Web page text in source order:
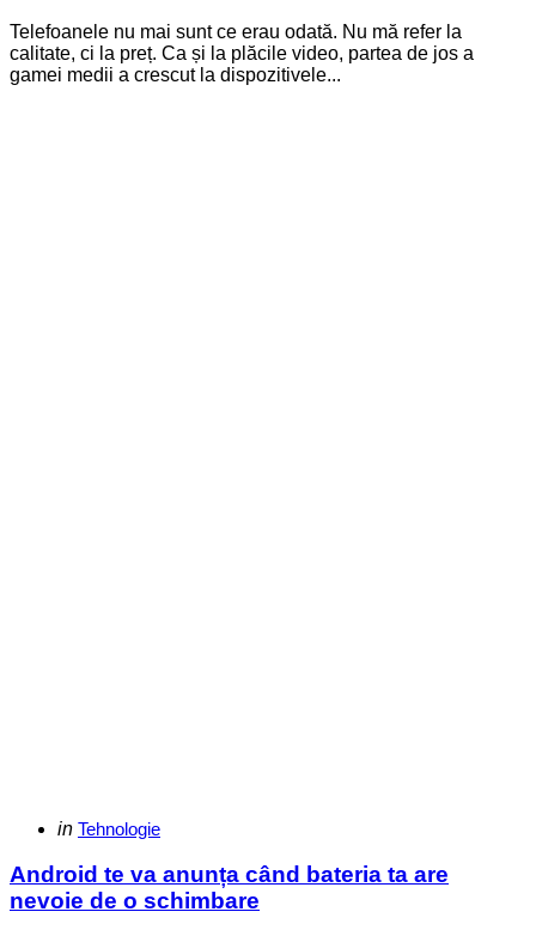
Telefoanele nu mai sunt ce erau odată. Nu mă refer la
calitate, ci la preț. Ca și la plăcile video, partea de jos a
gamei medii a crescut la dispozitivele...
Categories
Posted
in Tehnologie
Android te va anunța când bateria ta are
nevoie de o schimbare